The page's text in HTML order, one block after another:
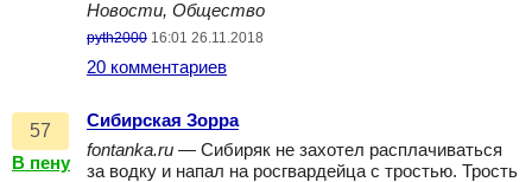
Новости, Общество
pyth2000 16:01 26.11.2018
20 комментариев
57
В пену
Сибирская Зорра
fontanka.ru — Сибиряк не захотел расплачиваться
за водку и напал на росгвардейца с тростью. Трость